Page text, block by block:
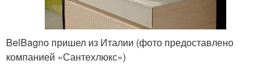
BelBagno пришел из Италии (фото предоставлено
компанией «Сантехлюкс»)